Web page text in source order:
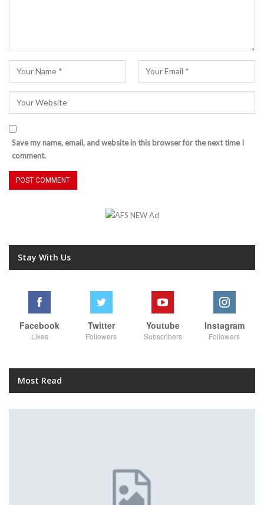
Save my name, email, and website in this browser for the next time I
comment.
Stay With Us
Facebook
Likes
Twitter
Followers
Youtube
Subscribers
Instagram
Followers
Most Read